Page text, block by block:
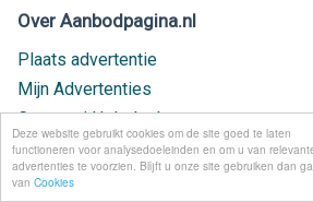
Deze website gebruikt cookies om de site goed te laten
functioneren voor analysedoeleinden en om u van
advertenties te voorzien. Blijft u onze site gebruiken dan
van Cookies
Over Aanbodpagina.nl
Plaats advertentie
Mijn Advertenties
Contact / Helpdesk
Nieuw geplaatst